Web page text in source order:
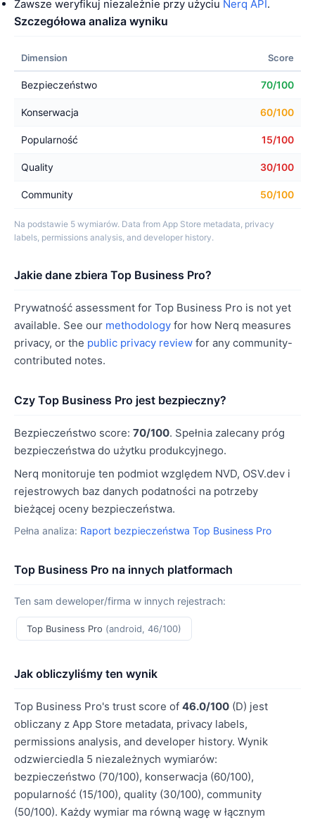
Zawsze weryfikuj niezależnie przy użyciu Nerq API .
Szczegółowa analiza wyniku
Dimension Score
Bezpieczeństwo 70/100
Konserwacja 60/100
Popularność 15/100
Quality 30/100
Community 50/100
Na podstawie 5 wymiarów. Data from App Store metadata, privacy
labels, permissions analysis, and developer history.
Jakie dane zbiera Top Business Pro?
Prywatność assessment for Top Business Pro is not yet
available. See our methodology for how Nerq measures
privacy, or the public privacy review for any community-
contributed notes.
Czy Top Business Pro jest bezpieczny?
Bezpieczeństwo score: 70/100. Spełnia zalecany próg
bezpieczeństwa do użytku produkcyjnego.
Nerq monitoruje ten podmiot względem NVD, OSV.dev i
rejestrowych baz danych podatności na potrzeby
bieżącej oceny bezpieczeństwa.
Pełna analiza: Raport bezpieczeństwa Top Business Pro
Top Business Pro na innych platformach
Ten sam deweloper/firma w innych rejestrach:
Top Business Pro (android, 46/100)
Jak obliczyliśmy ten wynik
Top Business Pro's trust score of 46.0/100 (D) jest
obliczany z App Store metadata, privacy labels,
permissions analysis, and developer history. Wynik
odzwierciedla 5 niezależnych wymiarów:
bezpieczeństwo (70/100), konserwacja (60/100),
popularność (15/100), quality (30/100), community
(50/100). Każdy wymiar ma równą wagę w łącznym